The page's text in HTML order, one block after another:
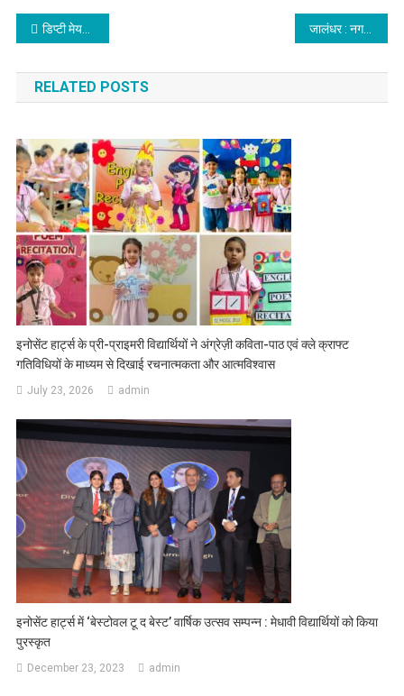
Post navigation
डिप्टी मेयर ने व्यक्ति को मारा थप्पड़,व्यक्ति पर फोन चोरी का आरोप, देखें वीडियो जालंधर : नगर निगम की पहली हाउस मीटिंग जबरदस्त हंगामें के बीच हुई संपन्न,देखें वीडियो
RELATED POSTS
इनोसेंट हार्ट्स के प्री-प्राइमरी विद्यार्थियों ने अंग्रेज़ी कविता-पाठ एवं क्ले क्राफ्ट
गतिविधियों के माध्यम से दिखाई रचनात्मकता और आत्मविश्वास
July 23, 2026 admin
इनोसेंट हार्ट्स में ‘बेस्टोवल टू द बेस्ट’ वार्षिक उत्सव सम्पन्न : मेधावी विद्यार्थियों को किया
पुरस्कृत
December 23, 2023 admin